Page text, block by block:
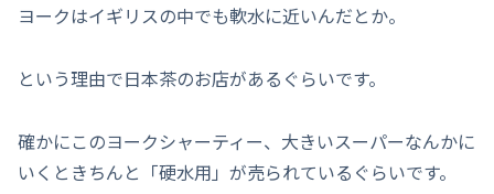
ヨークはイギリスの中でも軟水に近いんだとか。
という理由で日本茶のお店があるぐらいです。
確かにこのヨークシャーティー、大きいスーパーなんかに
いくときちんと「硬水用」が売られているぐらいです。